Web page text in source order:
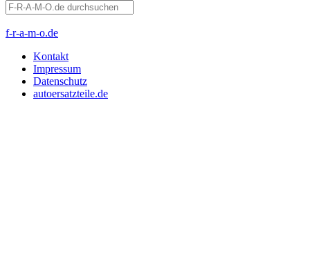
f-r-a-m-o.de
Kontakt
Impressum
Datenschutz
autoersatzteile.de